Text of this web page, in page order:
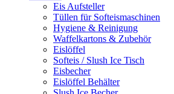
Eis Aufsteller
Tüllen für Softeismaschinen
Hygiene & Reinigung
Waffelkartons & Zubehör
Eislöffel
Softeis / Slush Ice Tisch
Eisbecher
Eislöffel Behälter